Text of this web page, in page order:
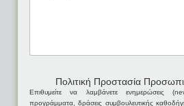
Πολιτική Προστασία
Eπιθυμείτε να λαμβάνετε ενημερώσεις
προγράμματα, δράσεις συμβουλευτικής